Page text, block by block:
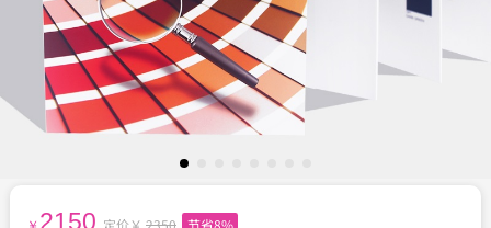
2150 定价￥ 2350 节省8%